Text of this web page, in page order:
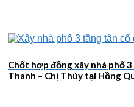
Chốt hợp đồng xây nhà phố
Thanh – Chị Thúy tại Hồng